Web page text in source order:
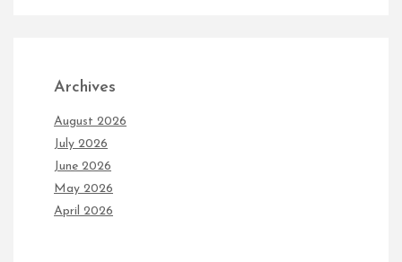
Archives
August 2026
July 2026
June 2026
May 2026
April 2026